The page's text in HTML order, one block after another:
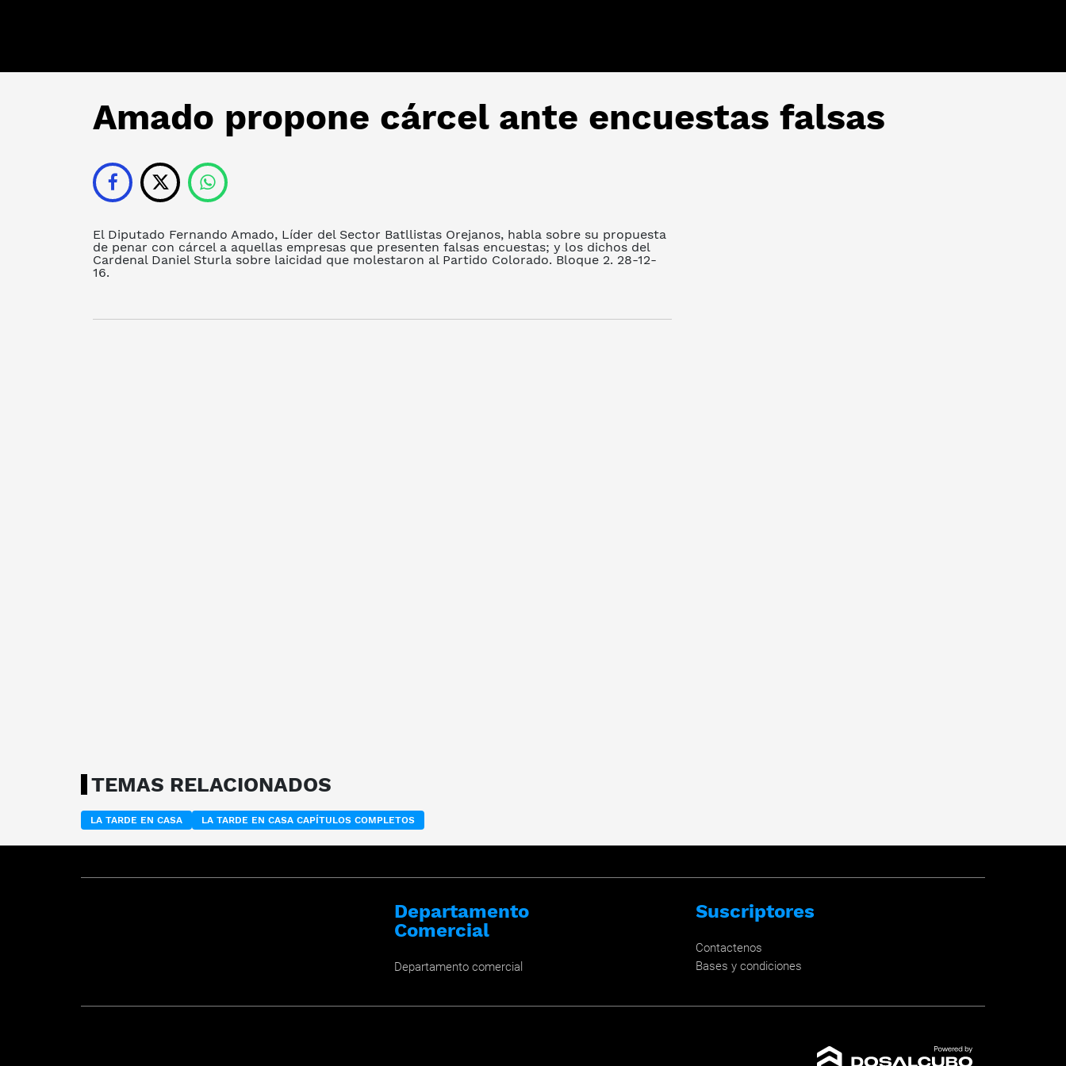
Amado propone cárcel ante encuestas falsas
El Diputado Fernando Amado, Líder del Sector Batllistas Orejanos, habla sobre su propuesta
de penar con cárcel a aquellas empresas que presenten falsas encuestas; y los dichos del
Cardenal Daniel Sturla sobre laicidad que molestaron al Partido Colorado. Bloque 2. 28-12-
16.
TEMAS RELACIONADOS
LA TARDE EN CASA LA TARDE EN CASA CAPÍTULOS COMPLETOS
Departamento
Comercial
Departamento comercial
Suscriptores
Contactenos
Bases y condiciones